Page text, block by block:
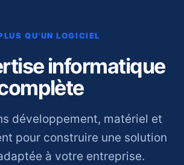
QU’UN LOGICIEL
informatique
développement, matériel et
pour construire une solution
à votre entreprise.